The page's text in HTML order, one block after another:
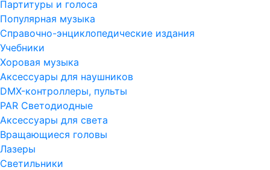
Партитуры и голоса
Популярная музыка
Справочно-энциклопедические издания
Учебники
Хоровая музыка
Аксессуары для наушников
DMX-контроллеры, пульты
PAR Светодиодные
Аксессуары для света
Вращающиеся головы
Лазеры
Светильники